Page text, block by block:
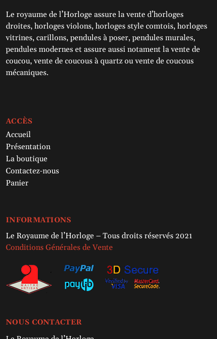
Le royaume de l’Horloge assure la vente d’horloges
droites, horloges violons, horloges style comtois, horloges
vitrines, carillons, pendules à poser, pendules murales,
pendules modernes et assure aussi notament la vente de
coucou, vente de coucous à quartz ou vente de coucous
mécaniques.
ACCÈS
Accueil
Présentation
La boutique
Contactez-nous
Panier
INFORMATIONS
Le Royaume de l’Horloge – Tous droits réservés 2021
Conditions Générales de Vente
NOUS CONTACTER